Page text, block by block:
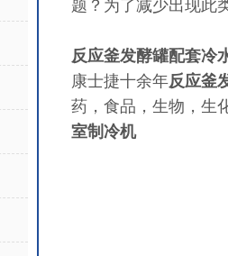
题？为了减少出现此
反应釜发酵罐配套冷
康士捷十余年反应釜
药，食品，生物，生
室制冷机